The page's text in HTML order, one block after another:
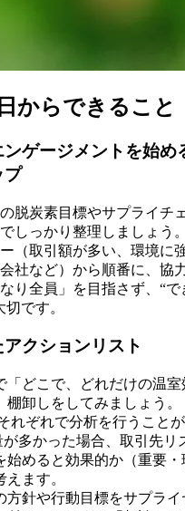
からできること
ゲージメントを始め
プ
脱炭素目標やサプライチ
しっかり整理しましょう
（取引額が多い、環境に
社など）から順番に、協
り全員」を目指さず、“
です。
クションリスト
「どこで、どれだけの温
棚卸しをしてみましょう。
れぞれで分析を行うことが
が多かった場合、取引先リ
始めると効果的か（重要
ます。
方針や行動目標をサプライ